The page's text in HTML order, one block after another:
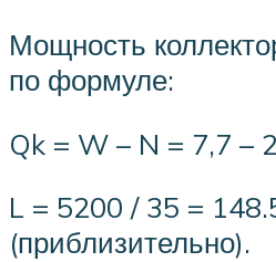
Мощность
по формуле:
Qk = W – N = 7,7 –
L = 5200 / 35 =
(приблизительно).